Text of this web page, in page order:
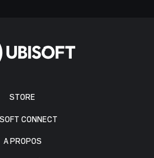
STORE
CONNECT
A PROPOS